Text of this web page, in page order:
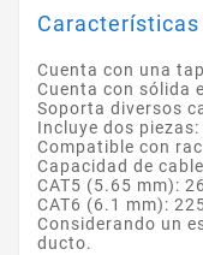
Cuenta con una
Cuenta con sólida
Soporta diversos
Incluye dos
Compatible con
Capacidad de
CAT5 (5.65 mm):
CAT6 (6.1 mm):
Considerando un
ducto.